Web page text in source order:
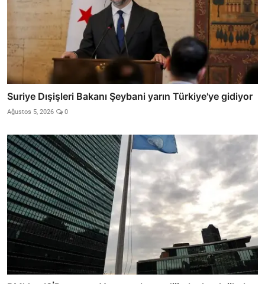
Suriye Dışişleri Bakanı Şeybani yarın Türkiye'ye gidiyor
Ağustos 5, 2026 0